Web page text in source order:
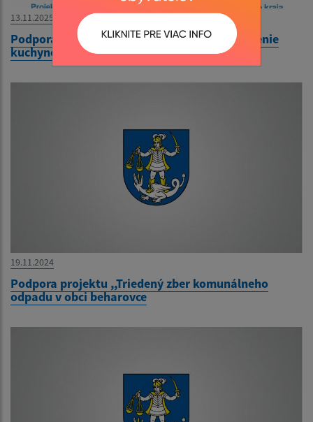
13.11.2025
Podpora projektu z dotácie PSK 2025- vybavenie
kuchyne kultúrneho domu
19.11.2024
Podpora projektu ,,Triedený zber komunálneho
odpadu v obci beharovce